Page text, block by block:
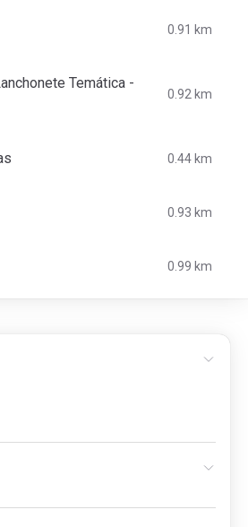
0.91 km
Temática -
0.92 km
0.44 km
0.93 km
0.99 km